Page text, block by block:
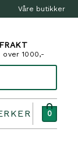
Våre butikker
over 1000,-
0